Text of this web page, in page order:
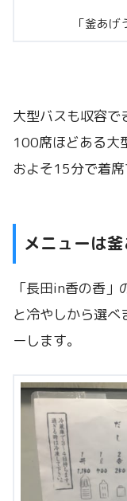
「釜あ
大型バスも収容
100席ほどある大
およそ15分で着席
メニューは
「長田in香の香
と冷やしから選
ーします。